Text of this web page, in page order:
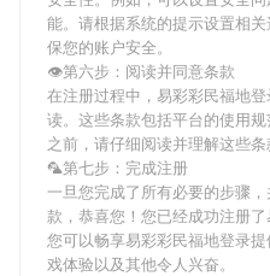
能。请根据系统的提示设置相
保您的账户安全。
👁第六步：阅读并同意条款
在注册过程中，易彩彩民福地
读。这些条款包括平台的使用
之前，请仔细阅读并理解这些
🦜第七步：完成注册
一旦您完成了所有必要的步骤
款，恭喜您！您已经成功注册
您可以畅享易彩彩民福地登录
戏体验以及其他令人兴奋。